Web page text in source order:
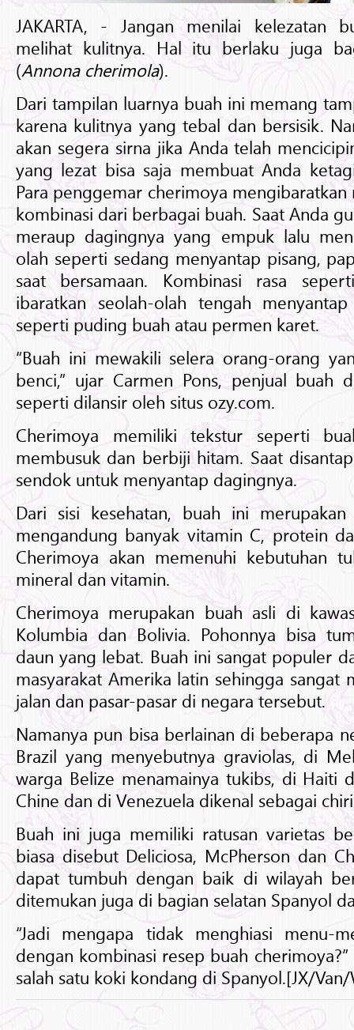
JAKARTA, - Jangan menilai kelezatan
melihat kulitnya. Hal itu berlaku juga
(Annona cherimola).
Dari tampilan luarnya buah ini memang
karena kulitnya yang tebal dan bersisik.
akan segera sirna jika Anda telah
yang lezat bisa saja membuat Anda
Para penggemar cherimoya
kombinasi dari berbagai buah. Saat Anda
meraup dagingnya yang empuk lalu
olah seperti sedang menyantap pisang,
saat bersamaan. Kombinasi rasa
ibaratkan seolah-olah tengah
seperti puding buah atau permen karet.
“Buah ini mewakili selera orang-orang
benci,” ujar Carmen Pons, penjual buah
seperti dilansir oleh situs ozy.com.
Cherimoya memiliki tekstur seperti
membusuk dan berbiji hitam. Saat
sendok untuk menyantap dagingnya.
Dari sisi kesehatan, buah ini merupakan
mengandung banyak vitamin C, protein
Cherimoya akan memenuhi kebutuhan
mineral dan vitamin.
Cherimoya merupakan buah asli di
Kolumbia dan Bolivia. Pohonnya bisa
daun yang lebat. Buah ini sangat populer
masyarakat Amerika latin sehingga sangat
jalan dan pasar-pasar di negara tersebut.
Namanya pun bisa berlainan di beberapa
Brazil yang menyebutnya graviolas, di
warga Belize menamainya tukibs, di Haiti
Chine dan di Venezuela dikenal sebagai
Buah ini juga memiliki ratusan varietas
biasa disebut Deliciosa, McPherson dan
dapat tumbuh dengan baik di wilayah
ditemukan juga di bagian selatan Spanyol
“Jadi mengapa tidak menghiasi menu-
dengan kombinasi resep buah
salah satu koki kondang di Spanyol.[JX/